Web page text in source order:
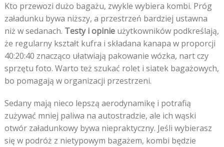
Kto przewozi dużo bagażu, zwykle wybiera kombi. Próg
załadunku bywa niższy, a przestrzeń bardziej ustawna
niż w sedanach. Testy i opinieużytkowników podkreślają,
że regularny kształt kufra i składana kanapa w proporcji
40:20:40 znacząco ułatwiają pakowanie wózka, nart czy
sprzętu foto. Warto też szukać rolet i siatek bagażowych,
bo pomagają w organizacji przestrzeni.
Sedany mają nieco lepszą aerodynamikę i potrafią
zużywać mniej paliwa na autostradzie, ale ich wąski
otwór załadunkowy bywa niepraktyczny. Jeśli wybierasz
się w podróż z nietypowym bagażem, kombi będzie